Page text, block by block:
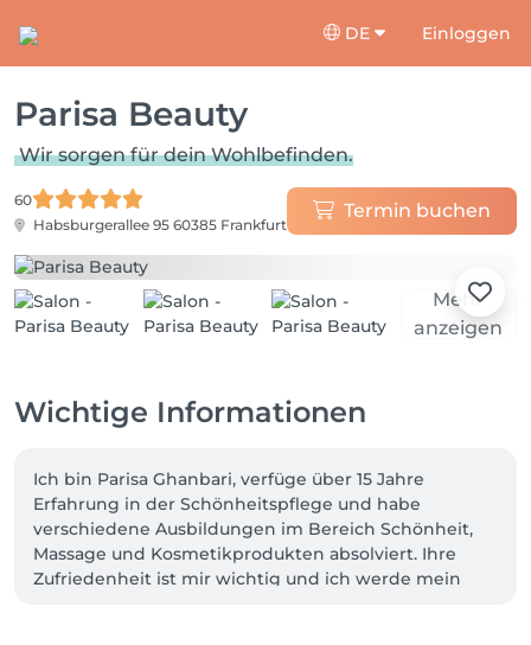
DE Einloggen
Parisa Beauty
Wir sorgen für dein Wohlbefinden.
60
Habsburgerallee 95 60385 Frankfurt
Termin buchen
Mehr
anzeigen
Wichtige Informationen
Ich bin Parisa Ghanbari, verfüge über 15 Jahre
Erfahrung in der Schönheitspflege und habe
verschiedene Ausbildungen im Bereich Schönheit,
Massage und Kosmetikprodukten absolviert. Ihre
Zufriedenheit ist mir wichtig und ich werde mein